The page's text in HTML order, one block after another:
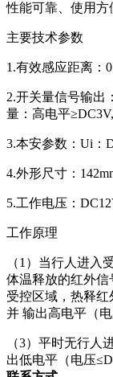
性能可靠、使用方
主要技术参数
1.有效感应距离：0
2.开关量信号输出
量：高电平
3.本安参数：Ui：
4.外形尺寸：
5.工作电压：
工作原理
（1）当行人进入
体温释放的红外信
受控区域，热释红
并 输出高电平（
（3）平时无行人
出低电平（电压